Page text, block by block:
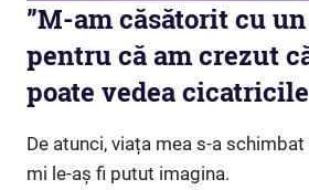
”M-am căsătorit cu
pentru că am crezut
poate vedea
De atunci, viața mea s-a
mi le-aș fi putut imagina.